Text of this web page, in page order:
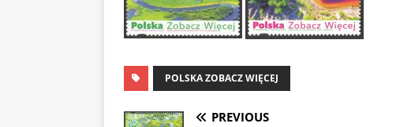
POLSKA ZOBACZ WIĘCEJ
PREVIOUS